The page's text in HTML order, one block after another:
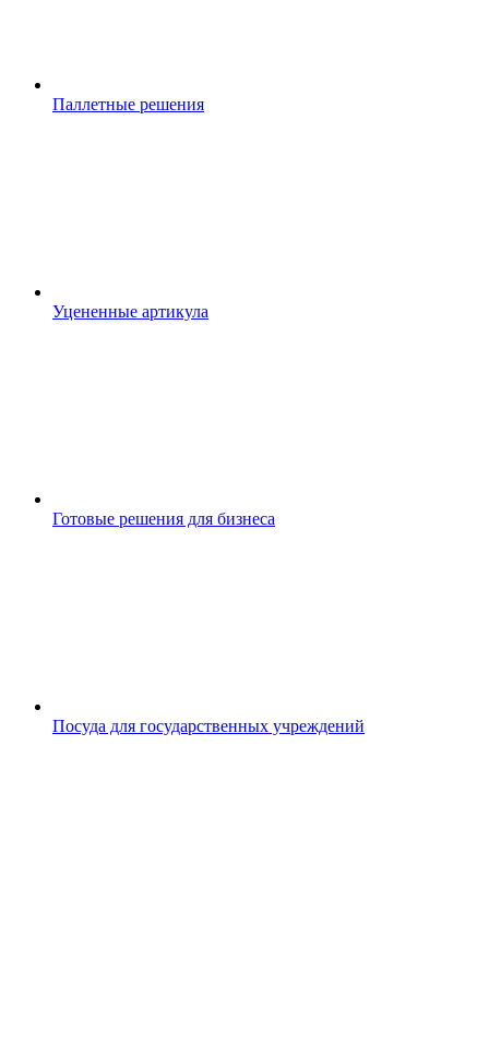
Паллетные решения
Уцененные артикула
Готовые решения для бизнеса
Посуда для государственных учреждений